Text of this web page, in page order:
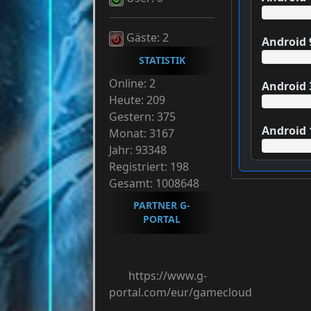
Gäste: 2
STATISTIK
Online: 2
Heute: 209
Gestern: 375
Monat: 3167
Jahr: 93348
Registriert: 198
Gesamt: 1008648
PARTNER G-
PORTAL
https://www.g-
portal.com/eur/gamecloud
Android
Android
Android